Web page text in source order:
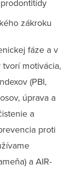
zákroku
fáze a v
motivácia,
(PBI,
úprava a
a
proti
a AIR-